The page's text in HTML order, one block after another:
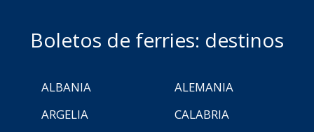
Boletos de ferries: destinos
ALBANIA
ALEMANIA
ARGELIA
CALABRIA